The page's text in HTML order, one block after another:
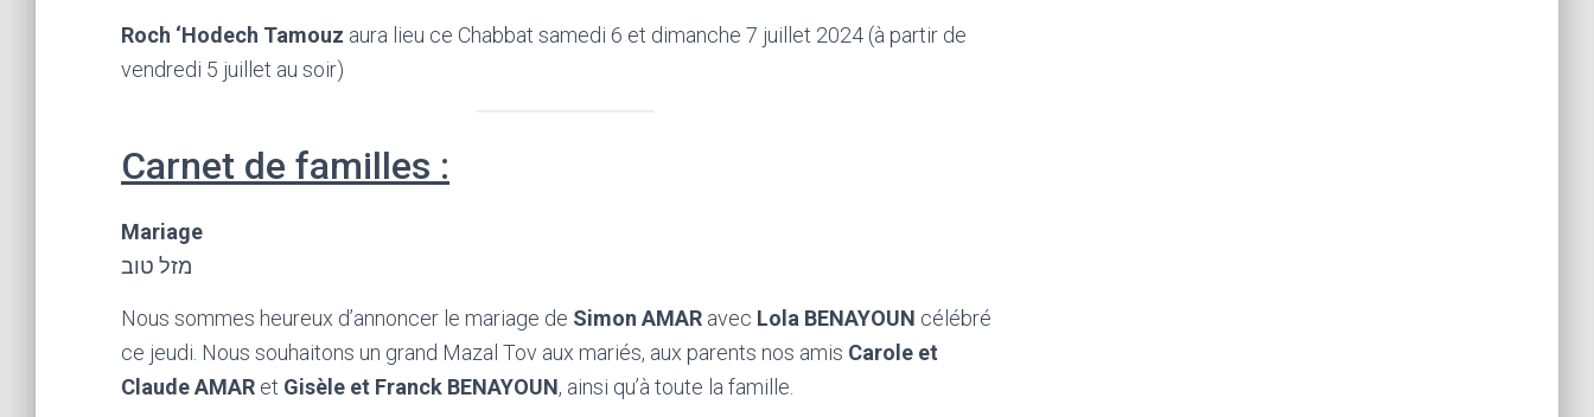
Roch ‘Hodech Tamouz aura lieu ce Chabbat samedi 6 et dimanche 7 juillet 2024 (à partir de
vendredi 5 juillet au soir)
Carnet de familles :
Mariage
מזל טוב
Nous sommes heureux d’annoncer le mariage de Simon AMAR avec Lola BENAYOUN célébré
ce jeudi. Nous souhaitons un grand Mazal Tov aux mariés, aux parents nos amis Carole et
Claude AMAR et Gisèle et Franck BENAYOUN, ainsi qu’à toute la famille.